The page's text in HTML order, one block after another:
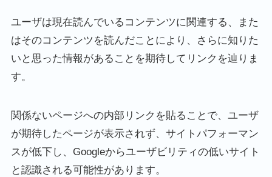
ユーザは現在読んでいるコンテンツに関連する、また
はそのコンテンツを読んだことにより、さらに知りた
いと思った情報があることを期待してリンクを辿りま
す。
関係ないページへの内部リンクを貼ることで、ユーザ
が期待したページが表示されず、サイトパフォーマン
スが低下し、Googleからユーザビリティの低いサイト
と認識される可能性があります。